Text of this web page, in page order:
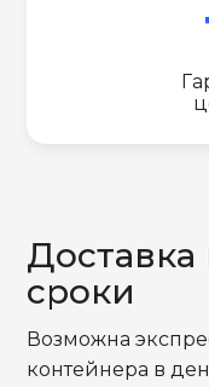
сроки
Возможна
контейнера в